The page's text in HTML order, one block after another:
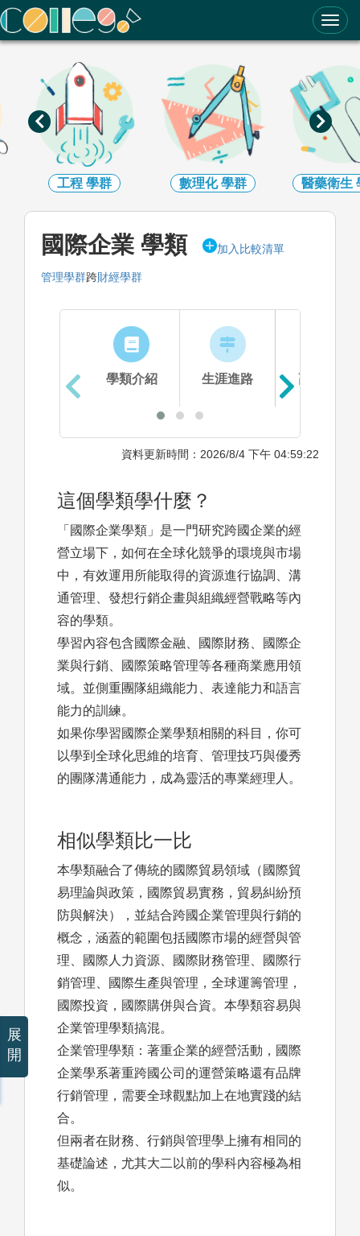
ColleGo! 大學選才與高中育才輔助系統
工程 學群 數理化學群 醫藥衛生
國際企業 學類 加入比較清單
管理學群跨財經學群
學類介紹 生涯進路 高中準備
資料更新時間：2026/8/4 下午 04:59:22
這個學類學什麼？
「國際企業學類」是一門研究跨國企業的經
營立場下，如何在全球化競爭的環境與市場
中，有效運用所能取得的資源進行協調、溝
通管理、發想行銷企畫與組織經營戰略等內
容的學類。
學習內容包含國際金融、國際財務、國際企
業與行銷、國際策略管理等各種商業應用領
域。並側重團隊組織能力、表達能力和語言
能力的訓練。
如果你學習國際企業學類相關的科目，你可
以學到全球化思維的培育、管理技巧與優秀
的團隊溝通能力，成為靈活的專業經理人。
相似學類比一比
本學類融合了傳統的國際貿易領域（國際貿
易理論與政策，國際貿易實務，貿易糾紛預
防與解決），並結合跨國企業管理與行銷的
概念，涵蓋的範圍包括國際市場的經營與管
理、國際人力資源、國際財務管理、國際行
銷管理、國際生產與管理，全球運籌管理，
國際投資，國際購併與合資。本學類容易與
企業管理學類搞混。
企業管理學類：著重企業的經營活動，國際
企業學系著重跨國公司的運營策略還有品牌
行銷管理，需要全球觀點加上在地實踐的結
合。
但兩者在財務、行銷與管理學上擁有相同的
基礎論述，尤其大二以前的學科內容極為相
似。
展
開